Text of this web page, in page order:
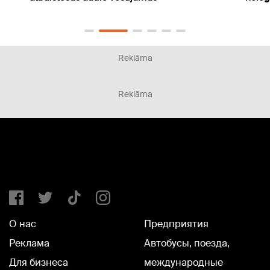
Reklāma
Reklāma
О нас
Реклама
Для бизнеса
Предприятия
Автобусы, поезда,
международные